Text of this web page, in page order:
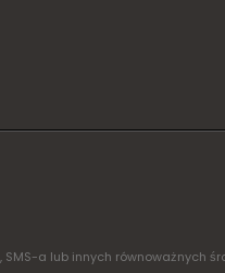
a lub innych równoważnych